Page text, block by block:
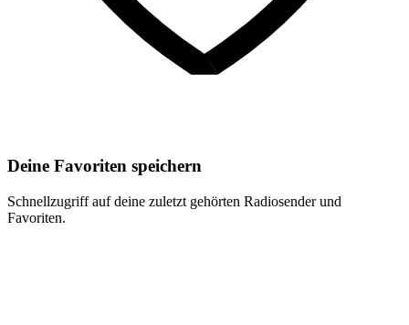
Deine Favoriten speichern
Schnellzugriff auf deine zuletzt gehörten Radiosender und
Favoriten.